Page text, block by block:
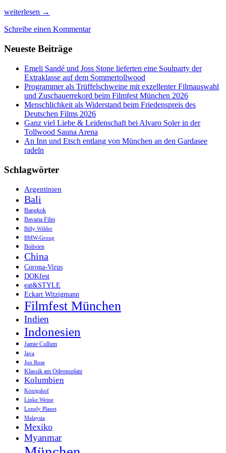
Auf
Jagd
den
Filmen
Dok.Fest
München
weiterlesen →
Schreibe einen Kommentar
Neueste Beiträge
Emeli Sandé und Joss Stone lieferten eine Soulparty der
Extraklasse auf dem Sommertollwood
Programmer als Trüffelschweine mit exzellenter Filmauswahl
und Zuschauerrekord beim Filmfest München 2026
Menschlichkeit als Widerstand beim Friedenspreis des
Deutschen Films 2026
Ganz viel Liebe & Leidenschaft bei Alvaro Soler in der
Tollwood Sauna Arena
An Inn und Etsch entlang von München an den Gardasee
radeln
Schlagwörter
Argentinien
Bali
Bangkok
Bavaria Film
Billy Wilder
BMW-Group
Bolivien
China
Corona-Virus
DOKfest
eat&STYLE
Eckart Witzigmann
Filmfest München
Indien
Indonesien
Jamie Cullum
Java
Jon Rose
Klassik am Odeonsplatz
Kolumbien
Königshof
Linke Weine
Lonely Planet
Malaysia
Mexiko
Myanmar